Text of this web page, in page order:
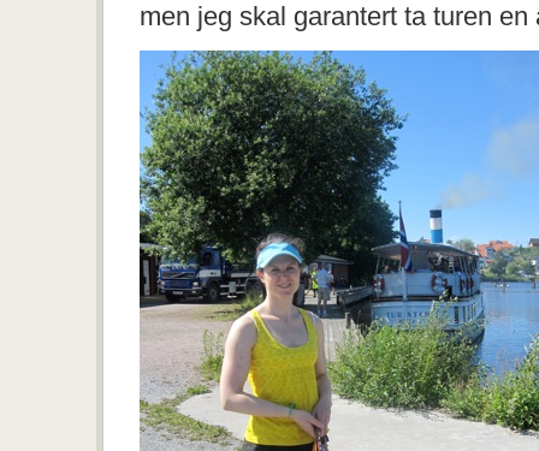
men jeg skal garantert ta turen en